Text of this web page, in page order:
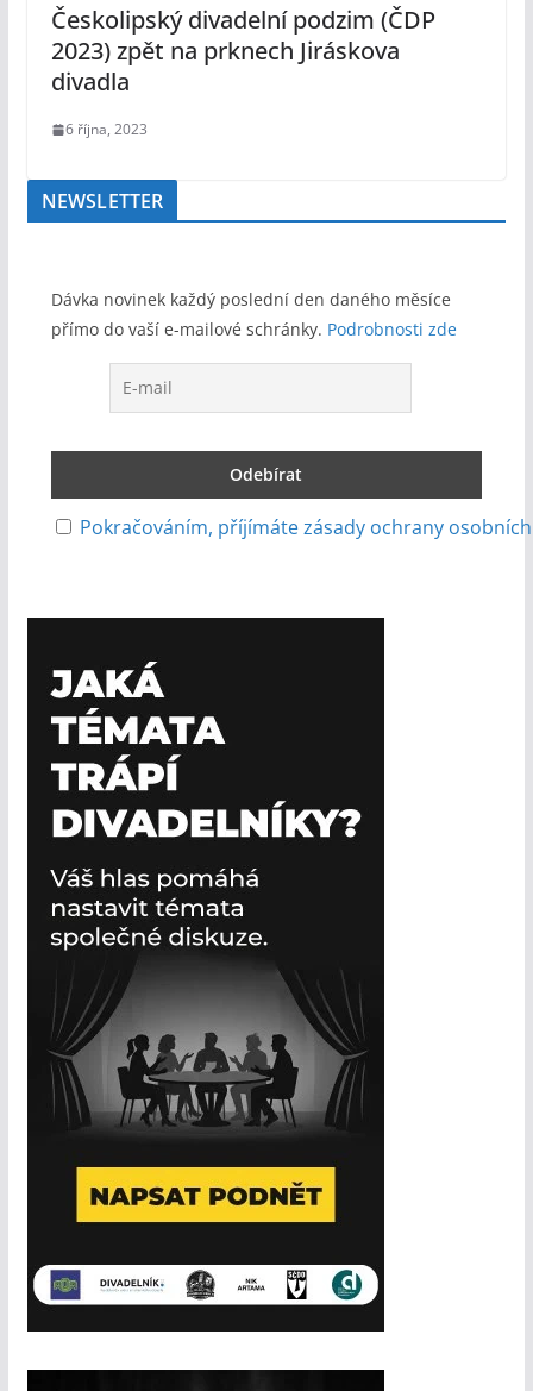
Českolipský divadelní podzim (ČDP
2023) zpět na prknech Jiráskova
divadla
6 října, 2023
NEWSLETTER
Dávka novinek každý poslední den daného měsíce
přímo do vaší e-mailové schránky. Podrobnosti zde
Pokračováním, příjímáte zásady ochrany